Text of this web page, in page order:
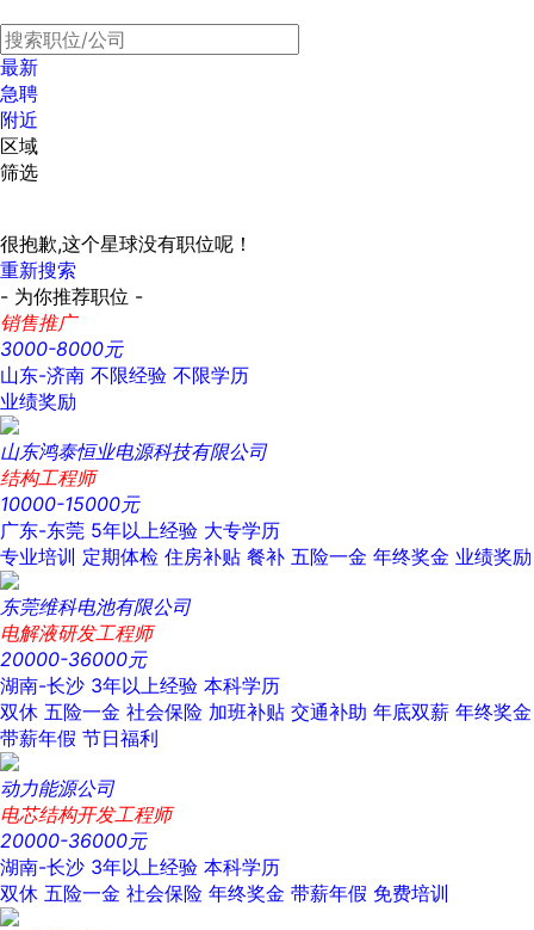
最新
急聘
附近
区域
筛选
很抱歉,这个星球没有职位呢！
重新搜索
- 为你推荐职位 -
销售推广
3000-8000元
山东-济南 不限经验 不限学历
业绩奖励
山东鸿泰恒业电源科技有限公司
结构工程师
10000-15000元
广东-东莞 5年以上经验 大专学历
专业培训 定期体检 住房补贴 餐补 五险一金 年终奖金 业绩奖励
东莞维科电池有限公司
电解液研发工程师
20000-36000元
湖南-长沙 3年以上经验 本科学历
双休 五险一金 社会保险 加班补贴 交通补助 年底双薪 年终奖金
带薪年假 节日福利
动力能源公司
电芯结构开发工程师
20000-36000元
湖南-长沙 3年以上经验 本科学历
双休 五险一金 社会保险 年终奖金 带薪年假 免费培训